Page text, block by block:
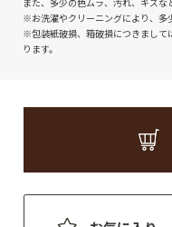
また、多少の色ムラ、汚れ、キズな
※お洗濯やクリーニングにより、多
※包装紙破損、箱破損につきまして
ります。